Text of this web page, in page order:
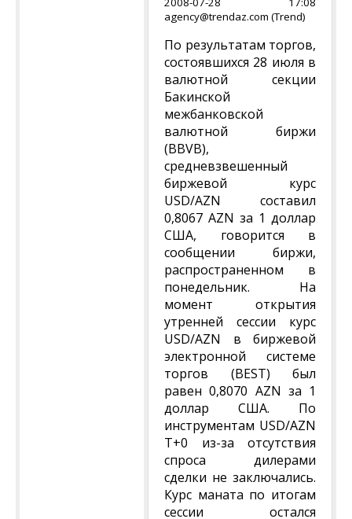
agency@trendaz.com (Trend)
По результатам торгов,
состоявшихся 28 июля в
валютной секции
Бакинской
межбанковской
валютной биржи
(BBVB),
средневзвешенный
биржевой курс
USD/AZN составил
0,8067 AZN за 1 доллар
США, говорится в
сообщении биржи,
распространенном в
понедельник. На
момент открытия
утренней сессии курс
USD/AZN в биржевой
электронной системе
торгов (BEST) был
равен 0,8070 AZN за 1
доллар США. По
инструментам USD/AZN
T+0 из-за отсутствия
спроса дилерами
сделки не заключались.
Курс маната по итогам
сессии остался